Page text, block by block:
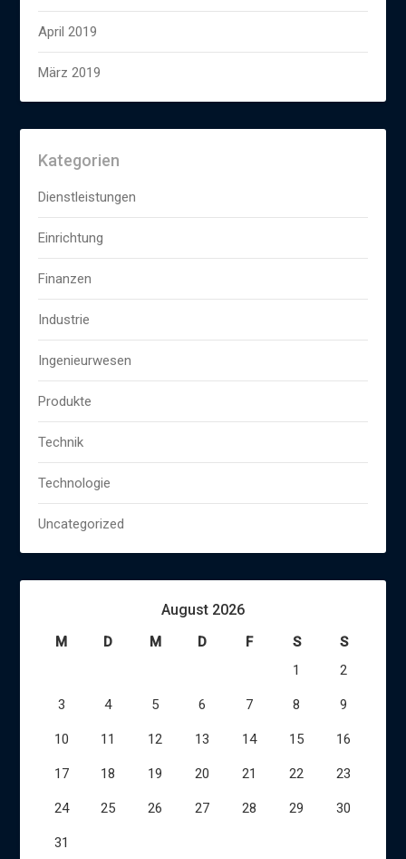
April 2019
März 2019
Kategorien
Dienstleistungen
Einrichtung
Finanzen
Industrie
Ingenieurwesen
Produkte
Technik
Technologie
Uncategorized
August 2026
M D M D F S
S
1
2
3 4 5 6 7 8 9
10 11 12 13 14 15 16
17 18 19 20 21 22 23
24 25 26 27 28 29 30
31